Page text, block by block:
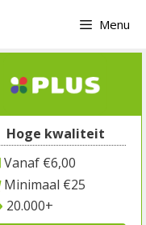
Menu
Hoge kwaliteit
Vanaf €6,00
Minimaal €25
20.000+